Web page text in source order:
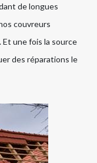
de longues
couvreurs
une fois la source
des réparations le